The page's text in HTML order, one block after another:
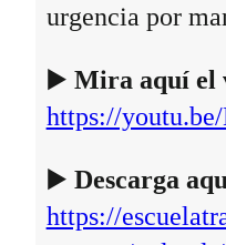
urgencia por
▶️ Mira aquí el
https://
▶️ Descarga
https://